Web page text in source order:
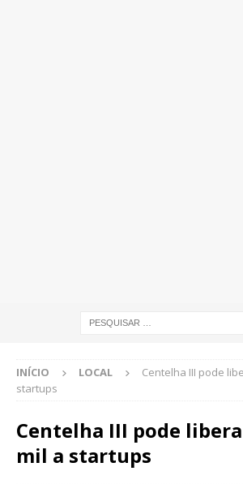
INÍCIO LOCAL
Centelha III pode
startups
Centelha III pode
mil a startups